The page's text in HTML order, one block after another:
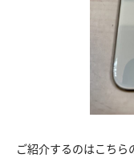
ご紹介するのはこちら